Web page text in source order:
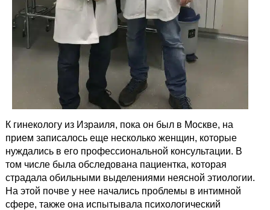
К гинекологу из Израиля, пока он был в Москве, на
прием записалось еще несколько женщин, которые
нуждались в его профессиональной консультации. В
том числе была обследована пациентка, которая
страдала обильными выделениями неясной этиологии.
На этой почве у нее начались проблемы в интимной
сфере, также она испытывала психологический